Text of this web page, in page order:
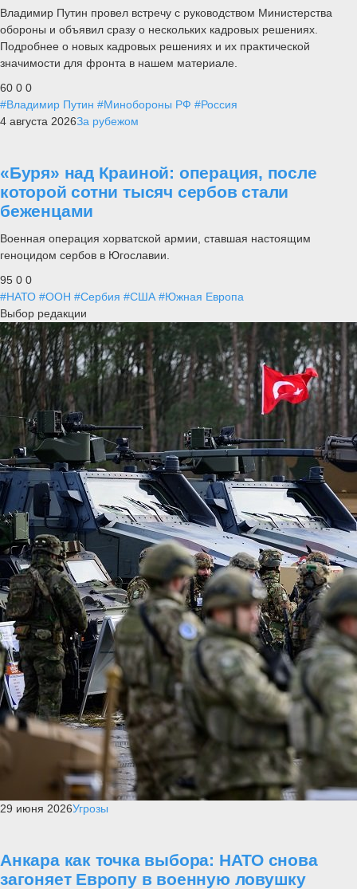
Владимир Путин провел встречу с руководством Министерства
обороны и объявил сразу о нескольких кадровых решениях.
Подробнее о новых кадровых решениях и их практической
значимости для фронта в нашем материале.
60 0 0
#Владимир Путин #Минобороны РФ #Россия
4 августа 2026За рубежом
«Буря» над Краиной: операция, после
которой сотни тысяч сербов стали
беженцами
Военная операция хорватской армии, ставшая настоящим
геноцидом сербов в Югославии.
95 0 0
#НАТО #ООН #Сербия #США #Южная Европа
Выбор редакции
29 июня 2026Угрозы
Анкара как точка выбора: НАТО снова
загоняет Европу в военную ловушку